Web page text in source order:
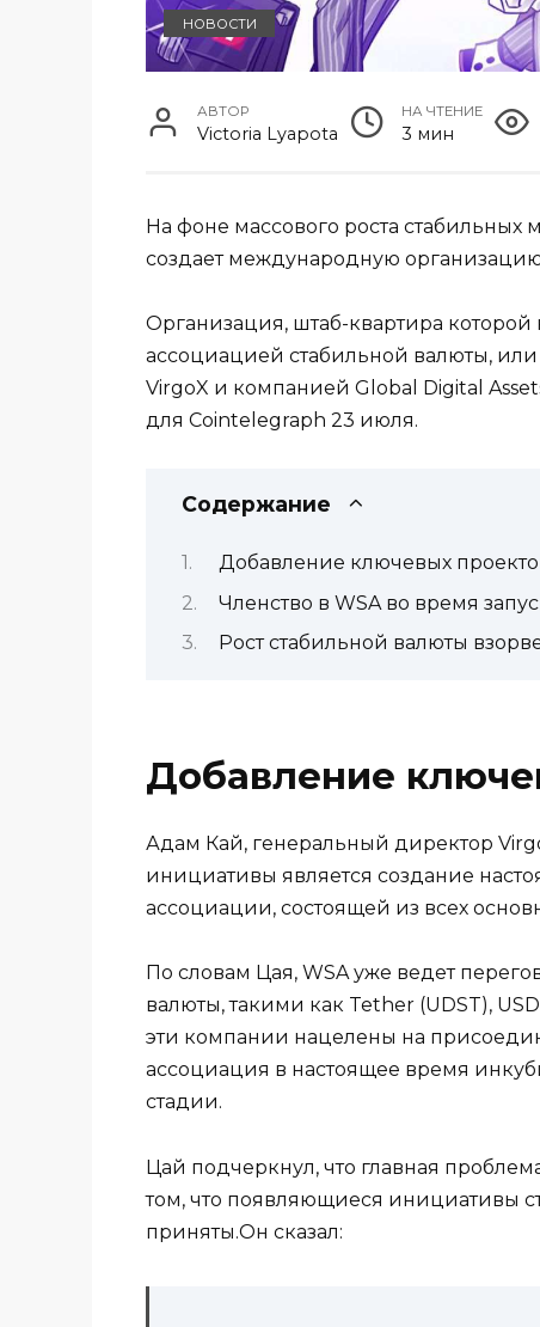
НОВОСТИ
АВТОР
Victoria Lyapota
НА ЧТЕНИЕ
3 мин
На фоне массового роста стабильных
создает международную
Организация, штаб-квартира
ассоциацией стабильной валюты,
VirgoX и компанией Global Digital
для Cointelegraph 23 июля.
Содержание
Добавление ключевых
Членство в WSA во время
Рост стабильной валюты
Добавление
Адам Кай, генеральный директор
инициативы является создание
ассоциации, состоящей из всех
По словам Цая, WSA уже ведет
валюты, такими как Tether (UDST),
эти компании нацелены на
ассоциация в настоящее время
стадии.
Цай подчеркнул, что главная
том, что появляющиеся инициативы
приняты.Он сказал: